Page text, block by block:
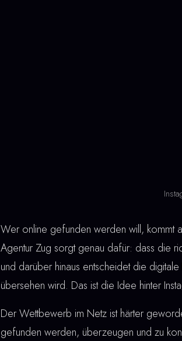
Wer online gefunden werden will, kommt
Agentur Zug sorgt genau dafür: dass die
und darüber hinaus entscheidet die
übersehen wird. Das ist die Idee hinter
Der Wettbewerb im Netz ist härter
gefunden werden, überzeugen und zu